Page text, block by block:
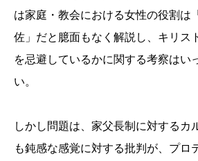
は家庭・教会における女性の役割は
佐」だと臆面もなく解説し、キリス
を忌避しているかに関する考察はい
い。
しかし問題は、家父長制に対するカ
も鈍感な感覚に対する批判が、プロ